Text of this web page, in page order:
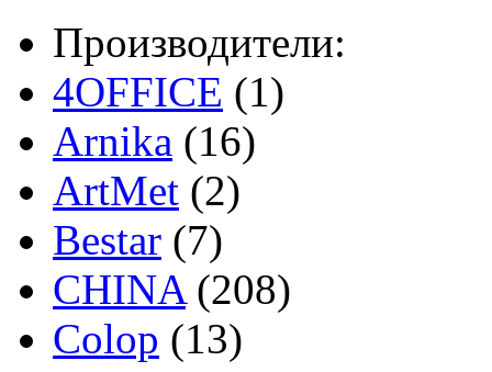
Производители:
4OFFICE (1)
Arnika (16)
ArtMet (2)
Bestar (7)
CHINA(208)
Colop (13)